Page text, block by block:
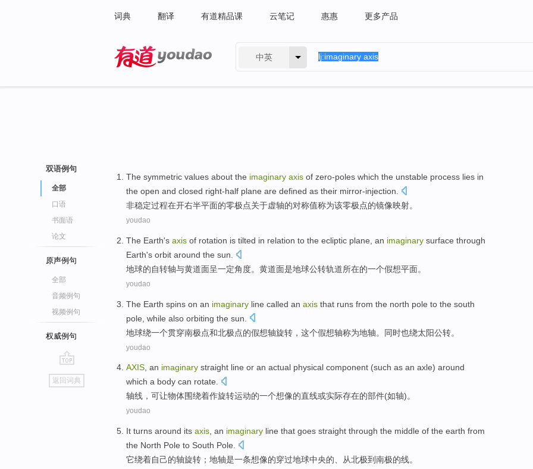
词典 翻译 有道精品课 云笔记 惠惠 更多产品
中英
双语例句
全部
口语
书面语
论文
原声例句
全部
音频例句
视频例句
权威例句
go
top
返回词典
The symmetric values about the imaginary axis of zero-poles which the unstable process lies in
the open and closed right-half plane are defined as their mirror-injection
非稳定过程在开右半平面的零极点关于虚轴的对称值称为该零极点的镜像映射。
youdao
The Earth's axis of rotation is tilted in relation to the ecliptic plane an imaginary surface through
Earth's orbit around the sun.
地球的自转轴与黄道面呈一定角度。黄道面是地球公转轨道所在的一个假想平面。
youdao
The Earth spins on an imaginary line called an axis that runs from the north pole to the south
pole while also orbiting the sun
地球绕一个贯穿南极点和北极点的假想轴旋转，这个假想轴称为地轴。 同时也绕太阳公转。
youdao
AXIS, an imaginary straight line or an actual physical component (such as an axle) around
which a body can rotate.
轴线 ， 可让物体围绕着作旋转运动的一个想像的直线或实际存在的部件(如轴)。
youdao
It turns around its axis an imaginary line that goes straight through the middle of the earth from
the North Pole to South Pole
它绕着自己的轴旋转； 地轴是一条想像的穿过地球中央的、 从北极到南极的线。